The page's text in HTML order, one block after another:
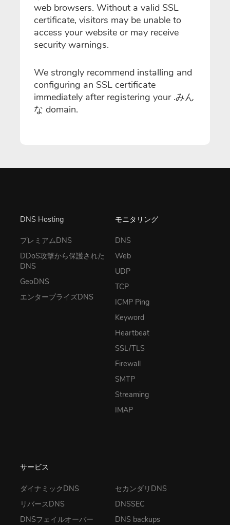
web browsers. Without a valid SSL
certificate, visitors may be unable to
access your website or may receive
security warnings.
We strongly recommend installing and
configuring an SSL certificate
immediately after registering your .みん
な domain.
DNS Hosting
プレミアムDNS
DDoS攻撃から保護された
DNS
GeoDNS
エンタープライズDNS
モニタリング
DNS
Web
UDP
TCP
ICMP Ping
Keyword
Heartbeat
SSL/TLS
Firewall
SMTP
Streaming
IMAP
サービス
ダイナミックDNS
リバースDNS
DNSフェイルオーバー
セカンダリDNS
DNSSEC
DNS backups